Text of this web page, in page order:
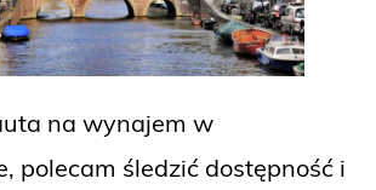
na wynajem w
polecam śledzić dostępność i